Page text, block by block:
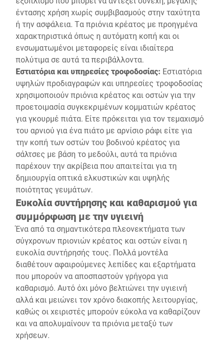
έντασης χρήση χωρίς συμβιβασμούς στην ταχύτητα
ή την ασφάλεια. Τα πριόνια κρέατος με προηγμένα
χαρακτηριστικά όπως η αυτόματη κοπή και οι
ενσωματωμένοι μεταφορείς είναι ιδιαίτερα
πολύτιμα σε αυτά τα περιβάλλοντα.
Εστιατόρια και υπηρεσίες τροφοδοσίας: Εστιατόρια
υψηλών προδιαγραφών και υπηρεσίες τροφοδοσίας
χρησιμοποιούν πριόνια κρέατος και οστών για την
προετοιμασία συγκεκριμένων κομματιών κρέατος
για γκουρμέ πιάτα. Είτε πρόκειται για τον τεμαχισμό
του αρνιού για ένα πιάτο με αρνίσιο ράφι είτε για
την κοπή των οστών του βοδινού κρέατος για
σάλτσες με βάση το μεδούλι, αυτά τα πριόνια
παρέχουν την ακρίβεια που απαιτείται για τη
δημιουργία οπτικά ελκυστικών και υψηλής
ποιότητας γευμάτων.
Ευκολία συντήρησης και καθαρισμού για
συμμόρφωση με την υγιεινή
Ένα από τα σημαντικότερα πλεονεκτήματα των
σύγχρονων πριονιών κρέατος και οστών είναι η
ευκολία συντήρησής τους. Πολλά μοντέλα
διαθέτουν αφαιρούμενες λεπίδες και εξαρτήματα
που μπορούν να αποσπαστούν γρήγορα για
καθαρισμό. Αυτό όχι μόνο βελτιώνει την υγιεινή
αλλά και μειώνει τον χρόνο διακοπής λειτουργίας,
καθώς οι χειριστές μπορούν εύκολα να καθαρίζουν
και να απολυμαίνουν τα πριόνια μεταξύ των
χρήσεων.